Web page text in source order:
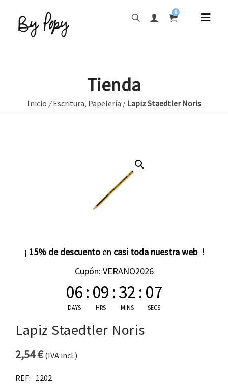
0
Tienda
Inicio /Escritura, Papelería / Lapiz Staedtler Noris
¡ 15% de descuento en casi toda nuestra web !
Cupón: VERANO2026
06
DAYS
: 09
HRS
:32
MINS
: 07
SECS
Lapiz Staedtler Noris
2,54€(IVA incl.)
REF: 1202